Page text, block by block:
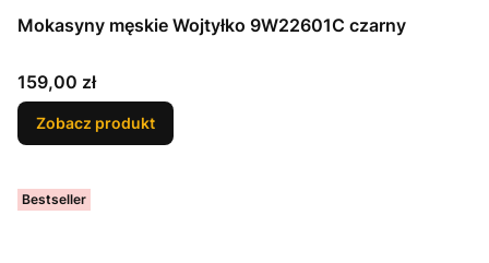
Mokasyny męskie Wojtyłko 9W22601C czarny
Cena
159,00 zł
Zobacz produkt
Bestseller